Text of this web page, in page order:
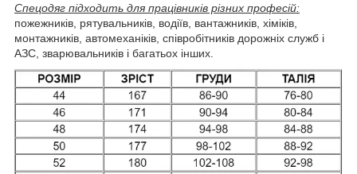
Спецодяг підходить для працівників різних професій:
пожежників, рятувальників, водіїв, вантажників, хіміків,
монтажників, автомеханіків, співробітників дорожніх служб і
АЗС, зварювальників і багатьох інших.